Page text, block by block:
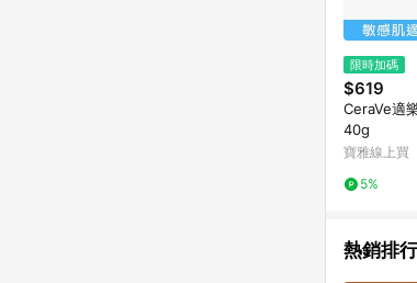
限時加碼
$619
CeraVe適
40g
寶雅線上買
5%
熱銷排